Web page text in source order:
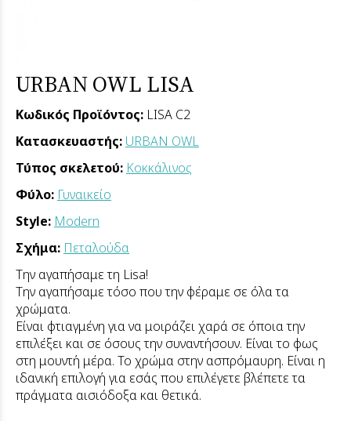
URBAN OWL LISA
Κωδικός Προϊόντος: LISA C2
Κατασκευαστής: URBAN OWL
Τύπος σκελετού: Κοκκάλινος
Φύλο: Γυναικείο
Style: Modern
Σχήμα: Πεταλούδα
Την αγαπήσαμε τη Lisa!
Την αγαπήσαμε τόσο που την φέραμε σε όλα τα
χρώματα.
Είναι φτιαγμένη για να μοιράζει χαρά σε όποια την
επιλέξει και σε όσους την συναντήσουν. Είναι το φως
στη μουντή μέρα. Το χρώμα στην ασπρόμαυρη. Είναι η
ιδανική επιλογή για εσάς που επιλέγετε βλέπετε τα
πράγματα αισιόδοξα και θετικά.